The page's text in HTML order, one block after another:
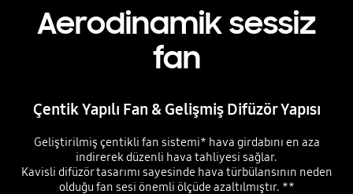
Aerodinamik sessiz
fan
Çentik Yapılı Fan & Gelişmiş Difüzör Yapısı
Geliştirilmiş çentikli fan sistemi* hava girdabını en aza
indirerek düzenli hava tahliyesi sağlar.
Kavisli difüzör tasarımı sayesinde hava türbülansının neden
olduğu fan sesi önemli ölçüde azaltılmıştır. **